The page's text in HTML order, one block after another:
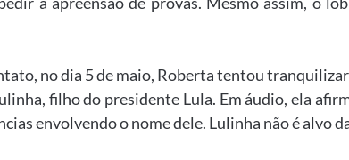
no dia 5 de maio, Roberta tentou
filho do presidente Lula. Em áudio, ela
envolvendo o nome dele. Lulinha não é alvo